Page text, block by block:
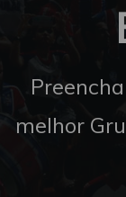
melhor